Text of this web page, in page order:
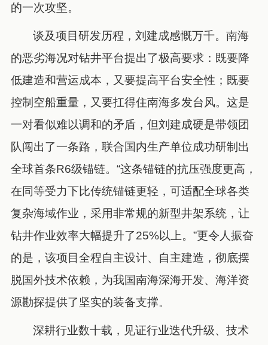
的一次攻坚。
谈及项目研发历程，刘建成感慨万千。南海
的恶劣海况对钻井平台提出了极高要求：既要降
低建造和营运成本，又要提高平台安全性；既要
控制空船重量，又要扛得住南海多发台风。这是
一对看似难以调和的矛盾，但刘建成硬是带领团
队闯出了一条路，联合国内生产单位成功研制出
全球首条R6级锚链。“这条锚链的抗压强度更高，
在同等受力下比传统锚链更轻，可适配全球各类
复杂海域作业，采用非常规的新型井架系统，让
钻井作业效率大幅提升了25%以上。”更令人振奋
的是，该项目全程自主设计、自主建造，彻底摆
脱国外技术依赖，为我国南海深海开发、海洋资
源勘探提供了坚实的装备支撑。
深耕行业数十载，见证行业迭代升级、技术